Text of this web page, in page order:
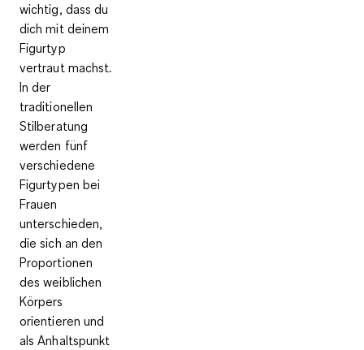
wichtig, dass du
dich mit deinem
Figurtyp
vertraut machst.
In der
traditionellen
Stilberatung
werden fünf
verschiedene
Figurtypen bei
Frauen
unterschieden,
die sich an den
Proportionen
des weiblichen
Körpers
orientieren und
als Anhaltspunkt